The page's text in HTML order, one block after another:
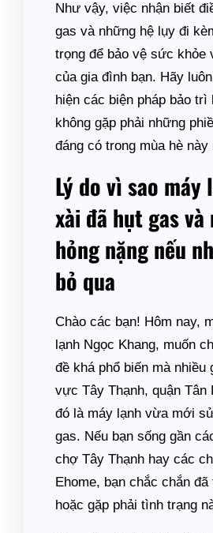
Như vậy, việc nhận biết
gas và những hệ lụy đi
trọng để bảo vệ sức khỏe
của gia đình bạn. Hãy
hiện các biện pháp bảo
không gặp phải những
đáng có trong mùa hè này
Lý do vì sao máy
xài đã hụt gas và
hỏng nặng nếu
bỏ qua
Chào các bạn! Hôm nay,
lạnh Ngọc Khang, muốn
đề khá phổ biến mà nhiều
vực Tây Thạnh, quận Tân
đó là máy lạnh vừa mới
gas. Nếu bạn sống gần
chợ Tây Thạnh hay các
Ehome, bạn chắc chắn
hoặc gặp phải tình trạng